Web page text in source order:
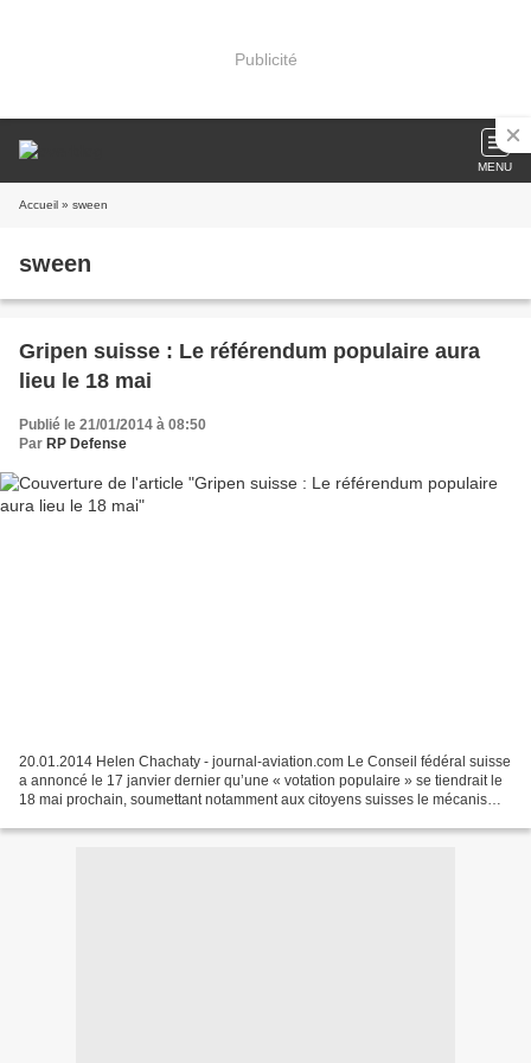
Publicité
MENU
Accueil » sween
sween
Gripen suisse : Le référendum populaire aura
lieu le 18 mai
Publié le 21/01/2014 à 08:50
Par RP Defense
20.01.2014 Helen Chachaty - journal-aviation.com Le Conseil fédéral suisse
a annoncé le 17 janvier dernier qu’une « votation populaire » se tiendrait le
18 mai prochain, soumettant notamment aux citoyens suisses le mécanisme